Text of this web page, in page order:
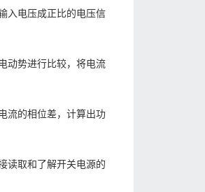
入电压成正比的电压信
动势进行比较，将电流
流的相位差，计算出功
读取和了解开关电源的